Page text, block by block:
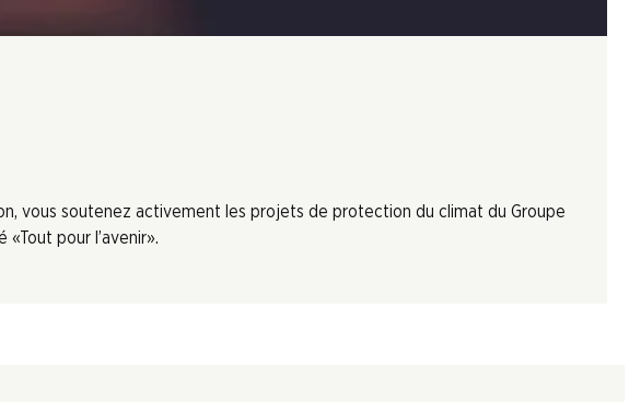
vous soutenez activement les projets de protection du climat du Groupe
pour l’avenir».